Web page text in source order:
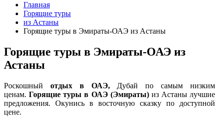
Главная
Горящие туры
из Астаны
Горящие туры в Эмираты-ОАЭ из Астаны
Горящие туры в Эмираты-ОАЭ из
Астаны
Роскошный отдых в ОАЭ,Дубай по самым низким
ценам.Горящие туры в ОАЭ (Эмираты) из Астаны лучшие
предложения. Окунись в восточную сказку по доступной
цене.